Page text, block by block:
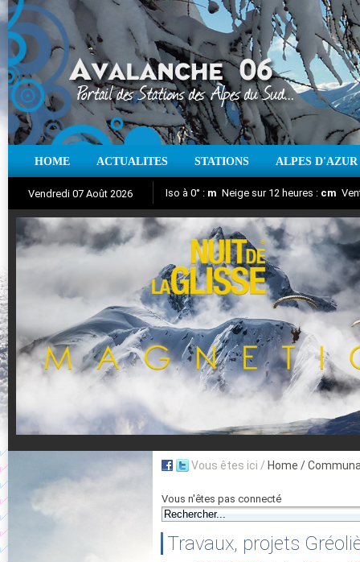
HOME ACTUALITES STATIONS ALPES D'AZUR
Vendredi 07 Août 2026
Aujourd'hui : T° Min : °C T° Max :°C
Iso à 0° : m Neige sur 12 heures : cm
Suivez en direct l'actualité des stations
Nuit de la Glisse 2018
Vous êtes ici / Home /
Vous n'êtes pas connecté
Travaux, projets